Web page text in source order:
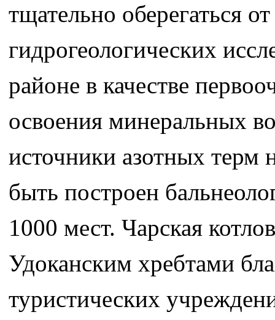
тщательно оберегаться
гидрогеологических
районе в качестве
освоения минеральных
источники азотных терм
быть построен
1000 мест. Чарская
Удоканским хребтами
туристических